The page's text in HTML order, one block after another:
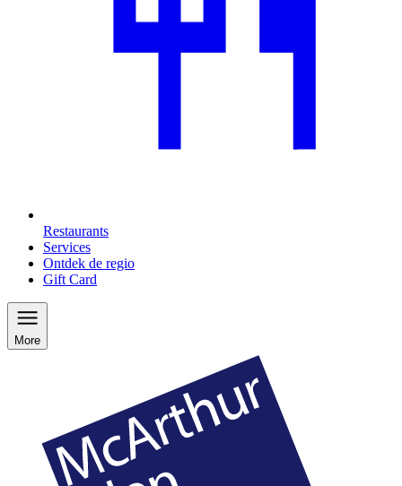
Restaurants
Services
Ontdek de regio
Gift Card
More